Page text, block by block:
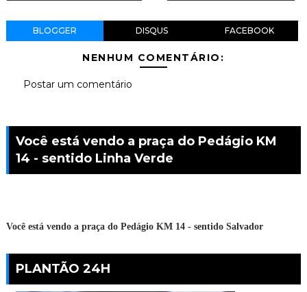
BLOGGER DISQUS FACEBOOK
NENHUM COMENTÁRIO:
Postar um comentário
Você está vendo a praça do Pedágio KM
14 - sentido Linha Verde
Você está vendo a praça do Pedágio KM 14 - sentido Salvador
PLANTÃO 24H